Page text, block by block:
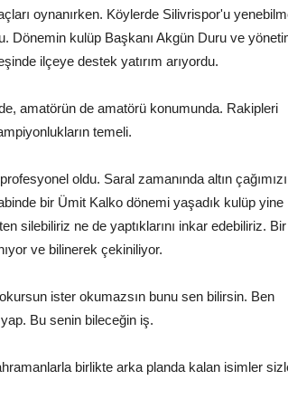
oynanırken. Köylerde Silivrispor'u
Dönemin kulüp Başkanı Akgün Duru ve
ilçeye destek yatırım arıyordu.
amatörün de amatörü konumunda. Rakipleri
temeli.
oldu. Saral zamanında altın çağımızı
bir Ümit Kalko dönemi yaşadık kulüp yine
silebiliriz ne de yaptıklarını inkar edebiliriz. Bir
ve bilinerek çekiniliyor.
ister okumazsın bunu sen bilirsin. Ben
Bu senin bileceğin iş.
birlikte arka planda kalan isimler